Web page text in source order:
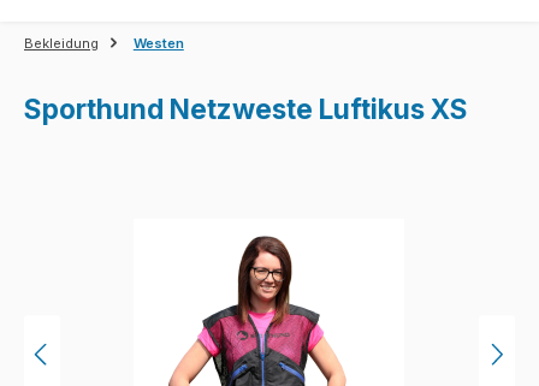
Bekleidung Westen
Sporthund Netzweste Luftikus XS